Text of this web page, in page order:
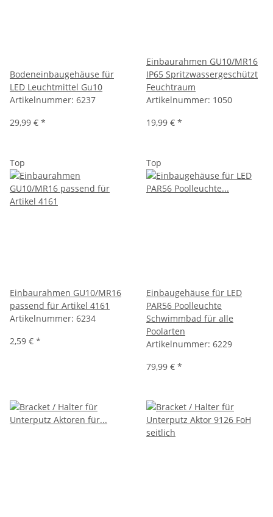
Bodeneinbaugehäuse für
LED Leuchtmittel Gu10
Artikelnummer: 6237
29,99 € *
Einbaurahmen GU10/MR16
IP65 Spritzwassergeschützt
Feuchtraum
Artikelnummer: 1050
19,99 € *
Top
Einbaurahmen GU10/MR16
passend für Artikel 4161
Artikelnummer: 6234
2,59 € *
Top
Einbaugehäuse für LED
PAR56 Poolleuchte
Schwimmbad für alle
Poolarten
Artikelnummer: 6229
79,99 € *